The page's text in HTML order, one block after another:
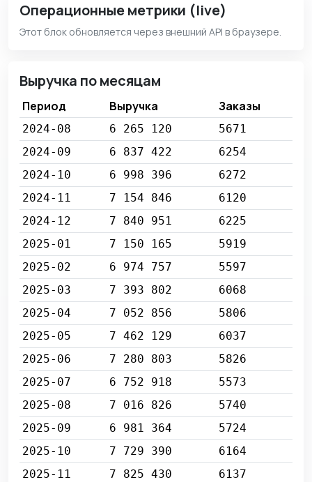
Операционные метрики (live)
Этот блок обновляется через внешний API в браузере.
Выручка по месяцам
Период Выручка Заказы
2024-08 6 265 120
5671
2024-09
6 837 422
6254
2024-10
6 998 396
6272
2024-11
7 154 846
6120
2024-12
7 840 951
6225
2025-01
7 150 165
5919
2025-02
6 974 757
5597
2025-03
7 393 802
6068
2025-04
7 052 856
5806
2025-05
7 462 129
6037
2025-06
7 280 803
5826
2025-07
6 752 918
5573
2025-08
7 016 826
5740
2025-09
6 981 364
5724
2025-10
7 729 390
6164
2025-11
7 825 430
6137